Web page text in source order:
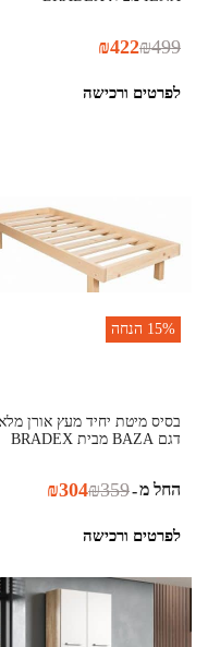
₪499
₪422
לפרטים ורכישה
15% הנחה
בסיס מיטת יחיד מעץ אורן
דגם BAZA מבית BRADEX
החל מ-
₪359
₪304
לפרטים ורכישה